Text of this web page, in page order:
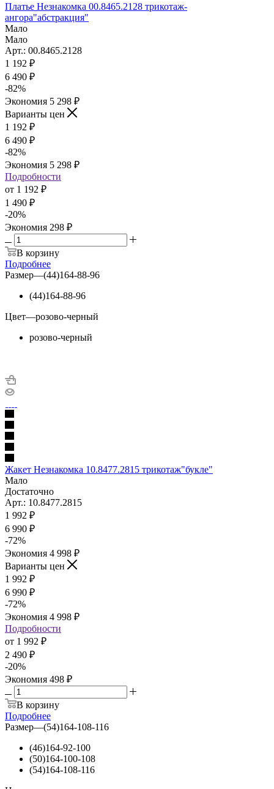
Платье Незнакомка 00.8465.2128 трикотаж-
ангора"абстракция"
Мало
Мало
Арт.: 00.8465.2128
1 192 ₽
6 490 ₽
-82%
Экономия 5 298 ₽
Варианты цен
1 192 ₽
6 490 ₽
-82%
Экономия 5 298 ₽
Подробности
от 1 192 ₽
1 490 ₽
-20%
Экономия 298 ₽
В корзину
Подробнее
Размер—(44)164-88-96
(44)164-88-96
Цвет—розово-черный
розово-черный
Жакет Незнакомка 10.8477.2815 трикотаж"букле"
Мало
Достаточно
Арт.: 10.8477.2815
1 992 ₽
6 990 ₽
-72%
Экономия 4 998 ₽
Варианты цен
1 992 ₽
6 990 ₽
-72%
Экономия 4 998 ₽
Подробности
от 1 992 ₽
2 490 ₽
-20%
Экономия 498 ₽
В корзину
Подробнее
Размер—(54)164-108-116
(46)164-92-100
(50)164-100-108
(54)164-108-116